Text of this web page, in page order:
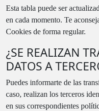
Esta tabla puede ser
en cada momento. Te
Cookies de forma regular.
¿SE REALIZAN
DATOS A
Puedes informarte de las
caso, realizan los terceros
en sus correspondientes